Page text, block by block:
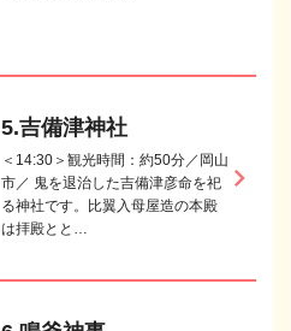
5.吉備津神社
＜14:30＞観光時間：約50分／岡山
市／ 鬼を退治した吉備津彦命を祀
る神社です。比翼入母屋造の本殿
は拝殿とと…
keyboard_arrow_right